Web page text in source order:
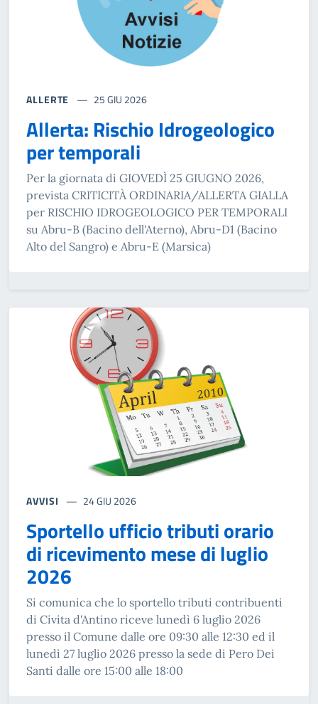
ALLERTE 25 GIU 2026
Allerta: Rischio Idrogeologico
per temporali
Per la giornata di GIOVEDÌ 25 GIUGNO 2026,
prevista CRITICITÀ ORDINARIA/ALLERTA GIALLA
per RISCHIO IDROGEOLOGICO PER TEMPORALI
su Abru-B (Bacino dell'Aterno), Abru-D1 (Bacino
Alto del Sangro) e Abru-E (Marsica)
AVVISI 24 GIU 2026
Sportello ufficio tributi orario
di ricevimento mese di luglio
2026
Si comunica che lo sportello tributi contribuenti
di Civita d'Antino riceve lunedì 6 luglio 2026
presso il Comune dalle ore 09:30 alle 12:30 ed il
lunedì 27 luglio 2026 presso la sede di Pero Dei
Santi dalle ore 15:00 alle 18:00